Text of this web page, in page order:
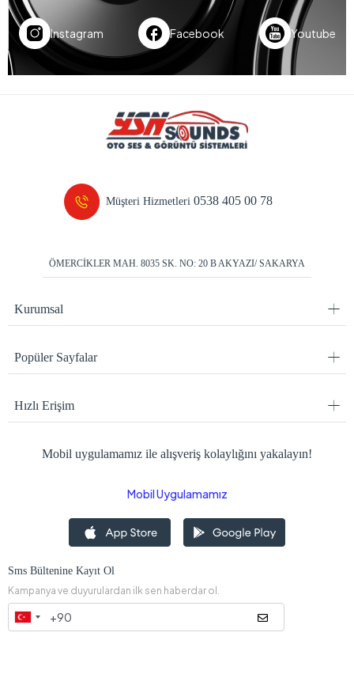
Instagram Facebook Youtube
Müşteri Hizmetleri0538 405 00 78
ÖMERCİKLER MAH. 8035 SK. NO: 20 B AKYAZI/ SAKARYA
Kurumsal
Popüler Sayfalar
Hızlı Erişim
Mobil uygulamamız ile alışveriş kolaylığını yakalayın!
Mobil Uygulamamız
Sms Bültenine Kayıt Ol
Kampanya ve duyurulardan ilk sen haberdar ol.